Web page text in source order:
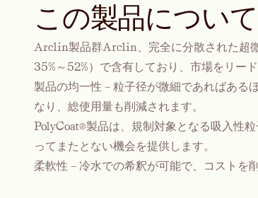
この製品について
Arclin製品群Arclin、完全に分散された超
35%～52%）で含有しており、市場をリード
製品の均一性 – 粒子径が微細であればある
なり、総使用量も削減されます。
PolyCoat®製品は、規制対象となる吸入性
ってまたとない機会を提供します。
柔軟性 – 冷水での希釈が可能で、コストを